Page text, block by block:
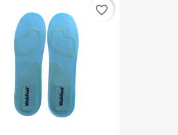
favorite_border